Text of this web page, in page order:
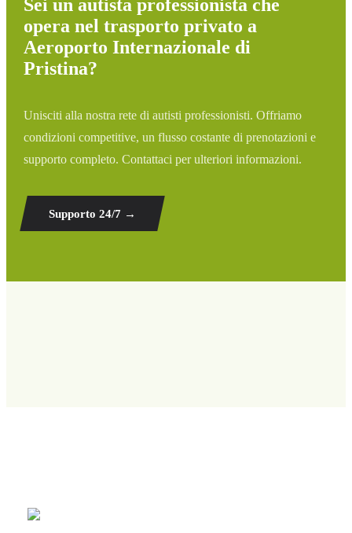
Sei un autista professionista che
opera nel trasporto privato a
Aeroporto Internazionale di
Pristina?
Unisciti alla nostra rete di autisti professionisti. Offriamo
condizioni competitive, un flusso costante di prenotazioni e
supporto completo. Contattaci per ulteriori informazioni.
Supporto 24/7 →